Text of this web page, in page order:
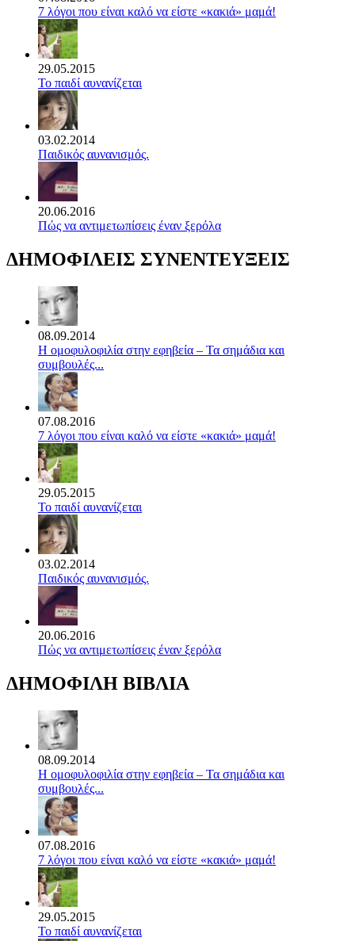
7 λόγοι που είναι καλό να είστε «κακιά» μαμά!
29.05.2015
Το παιδί αυνανίζεται
03.02.2014
Παιδικός αυνανισμός.
20.06.2016
Πώς να αντιμετωπίσεις έναν ξερόλα
ΔΗΜΟΦΙΛΕΙΣ ΣΥΝΕΝΤΕΥΞΕΙΣ
08.09.2014
Η ομοφυλοφιλία στην εφηβεία – Τα σημάδια και
συμβουλές...
07.08.2016
7 λόγοι που είναι καλό να είστε «κακιά» μαμά!
29.05.2015
Το παιδί αυνανίζεται
03.02.2014
Παιδικός αυνανισμός.
20.06.2016
Πώς να αντιμετωπίσεις έναν ξερόλα
ΔΗΜΟΦΙΛΗ ΒΙΒΛΙΑ
08.09.2014
Η ομοφυλοφιλία στην εφηβεία – Τα σημάδια και
συμβουλές...
07.08.2016
7 λόγοι που είναι καλό να είστε «κακιά» μαμά!
29.05.2015
Το παιδί αυνανίζεται